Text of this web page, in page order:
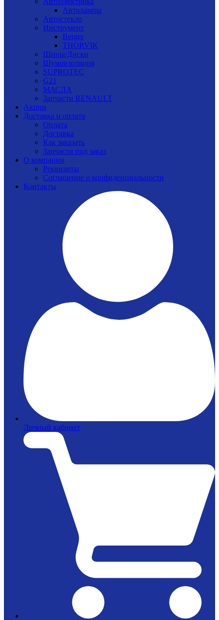
Автолампы
Автостекло
Инструмент
Berger
THORVIK
Шины/Диски
Шумоизоляция
SUPROTEC
G21
МАСЛА
Запчасти RENAULT
Акции
Доставка и оплата
Оплата
Доставка
Как заказать
Запчасти под заказ
О компании
Реквизиты
Соглашение о конфиденциальности
Контакты
Личный кабинет